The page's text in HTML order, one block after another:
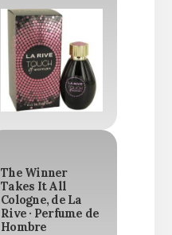
The Winner
Takes It All
Cologne, de La
Rive · Perfume de
Hombre